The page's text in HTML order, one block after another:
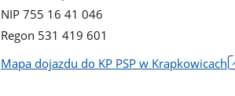
NIP 755 16 41 046
Regon 531 419 601
Mapa dojazdu do KP PSP w Krapkowicach